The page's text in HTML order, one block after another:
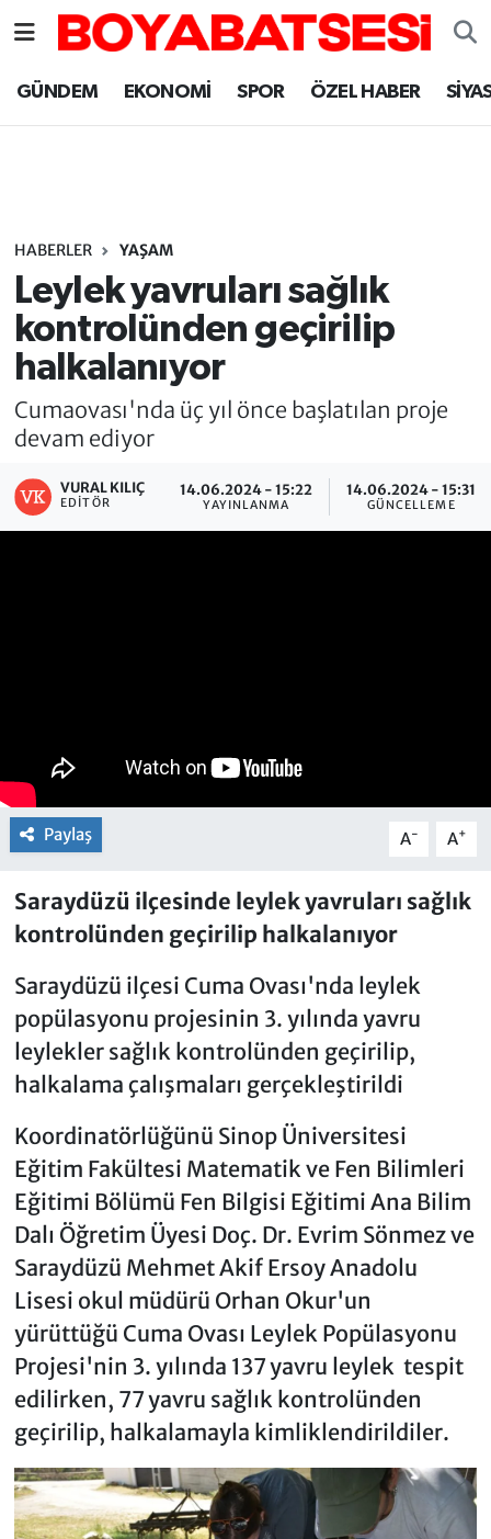
GÜNDEM EKONOMİ SPOR ÖZEL HABER
HABERLER YAŞAM
Leylek yavruları sağlık
kontrolünden geçirilip
halkalanıyor
Cumaovası'nda üç yıl önce başlatılan proje
devam ediyor
VURAL KILIÇ
EDITÖR
14.06.2024 - 15:22
YAYINLANMA
14.06.2024 - 15:31
GÜNCELLEME
Paylaş A- A+
Saraydüzü ilçesinde leylek yavruları sağlık
kontrolünden geçirilip halkalanıyor
Saraydüzü ilçesi Cuma Ovası'nda leylek
popülasyonu projesinin 3. yılında yavru
leylekler sağlık kontrolünden geçirilip,
halkalama çalışmaları gerçekleştirildi
Koordinatörlüğünü Sinop Üniversitesi
Eğitim Fakültesi Matematik ve Fen Bilimleri
Eğitimi Bölümü Fen Bilgisi Eğitimi Ana Bilim
Dalı Öğretim Üyesi Doç. Dr. Evrim Sönmez ve
Saraydüzü Mehmet Akif Ersoy Anadolu
Lisesi okul müdürü Orhan Okur'un
yürüttüğü Cuma Ovası Leylek Popülasyonu
Projesi'nin 3. yılında 137 yavru leylek tespit
edilirken, 77 yavru sağlık kontrolünden
geçirilip, halkalamayla kimliklendirildiler.
Sinop Nöbetçi Eczaneler
Sinop Trafik Yoğunluk Haritası
Süper Lig Puan Durumu ve Fikstür
Tüm Manşetler
Son Dakika Haberleri